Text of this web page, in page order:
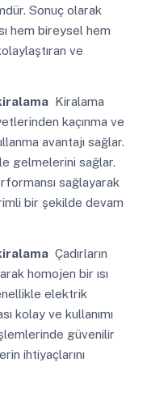
Sonuç olarak
hem bireysel hem
ve
Kiralama
kaçınma ve
avantajı sağlar.
gelmelerini sağlar.
sağlayarak
bir şekilde devam
Çadırların
homojen bir ısı
elektrik
kolay ve kullanımı
güvenilir
ihtiyaçlarını